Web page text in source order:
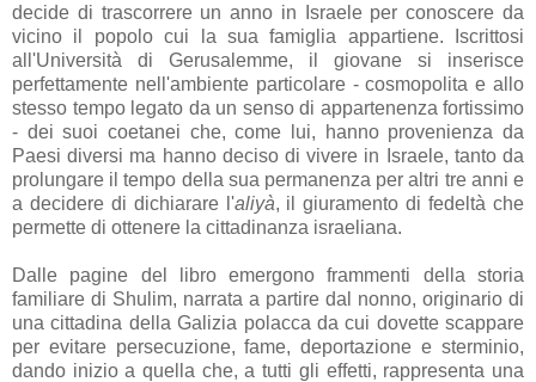
decide di trascorrere un anno in Israele per conoscere da
vicino il popolo cui la sua famiglia appartiene. Iscrittosi
all'Università di Gerusalemme, il giovane si inserisce
perfettamente nell'ambiente particolare - cosmopolita e allo
stesso tempo legato da un senso di appartenenza fortissimo
- dei suoi coetanei che, come lui, hanno provenienza da
Paesi diversi ma hanno deciso di vivere in Israele, tanto da
prolungare il tempo della sua permanenza per altri tre anni e
a decidere di dichiarare l'aliyà, il giuramento di fedeltà che
permette di ottenere la cittadinanza israeliana.
Dalle pagine del libro emergono frammenti della storia
familiare di Shulim, narrata a partire dal nonno, originario di
una cittadina della Galizia polacca da cui dovette scappare
per evitare persecuzione, fame, deportazione e sterminio,
dando inizio a quella che, a tutti gli effetti, rappresenta una